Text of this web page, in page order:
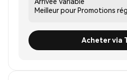
Meilleur pourPromotions
Acheter via